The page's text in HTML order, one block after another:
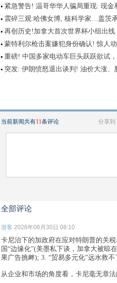
紧急警告! 温哥华华人骗局重现: 现金
震碎三观:哈佛女博, 核科学家…盖茨
再创历史!加拿大首次世界杯小组出线
蒙特利尔枪击案嫌犯身份确认! 惊人
重磅! 中国多家电动车巨头跃跃欲试
突发: 伊朗愤怒退出谈判! 油价大涨、
当前新闻共有11条评论 分享到
全部评论
游客 2026年06月30日 08:10
卡尼治下的加政府在应对特朗普的关
国“边缘化”(美墨私下谈，加拿大被晾
果广告挑衅); 3. “贸易多元化”远水救不
从企业和市场的角度看，卡尼毫无章